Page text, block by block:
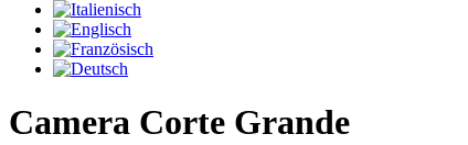
Camera Corte Grande